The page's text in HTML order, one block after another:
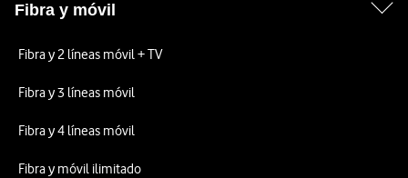
Fibra y móvil
Fibra y 2 líneas móvil + TV
Fibra y 3 líneas móvil
Fibra y 4 líneas móvil
Fibra y móvil ilimitado